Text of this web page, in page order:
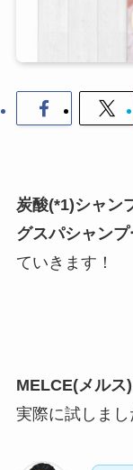
炭酸(*1)シャン
グスパシャン
ていきます！
MELCE(メルス
実際に試しまし